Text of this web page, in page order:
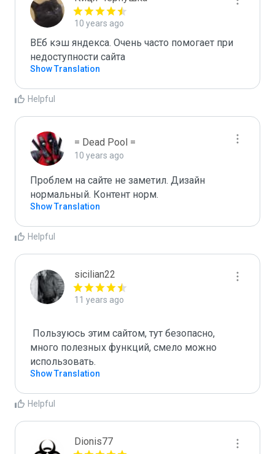
10 years ago
ВЕб кэш яндекса. Очень часто помогает при
недоступности сайта
Show Translation
Helpful
= Dead Pool =
10 years ago
Проблем на сайте не заметил. Дизайн
нормальный. Контент норм.
Show Translation
Helpful
sicilian22
11 years ago
много полезных функций, смело можно
Show Translation
Helpful
Dionis77